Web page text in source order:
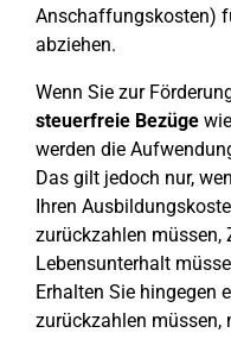
Anschaffungskosten)
abziehen.
Wenn Sie zur
steuerfreie Bezüge
werden die
Das gilt jedoch nur,
Ihren
zurückzahlen müssen,
Lebensunterhalt
Erhalten Sie hingegen
zurückzahlen müssen,